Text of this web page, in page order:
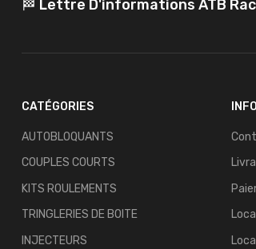
🏁 Lettre D'informations ATB
CATÉGORIES
AUTOBLOQUANTS
COUPLES COURTS
KITS ROULEMENTS
TRINGLERIES DE BOITE
INJECTEURS